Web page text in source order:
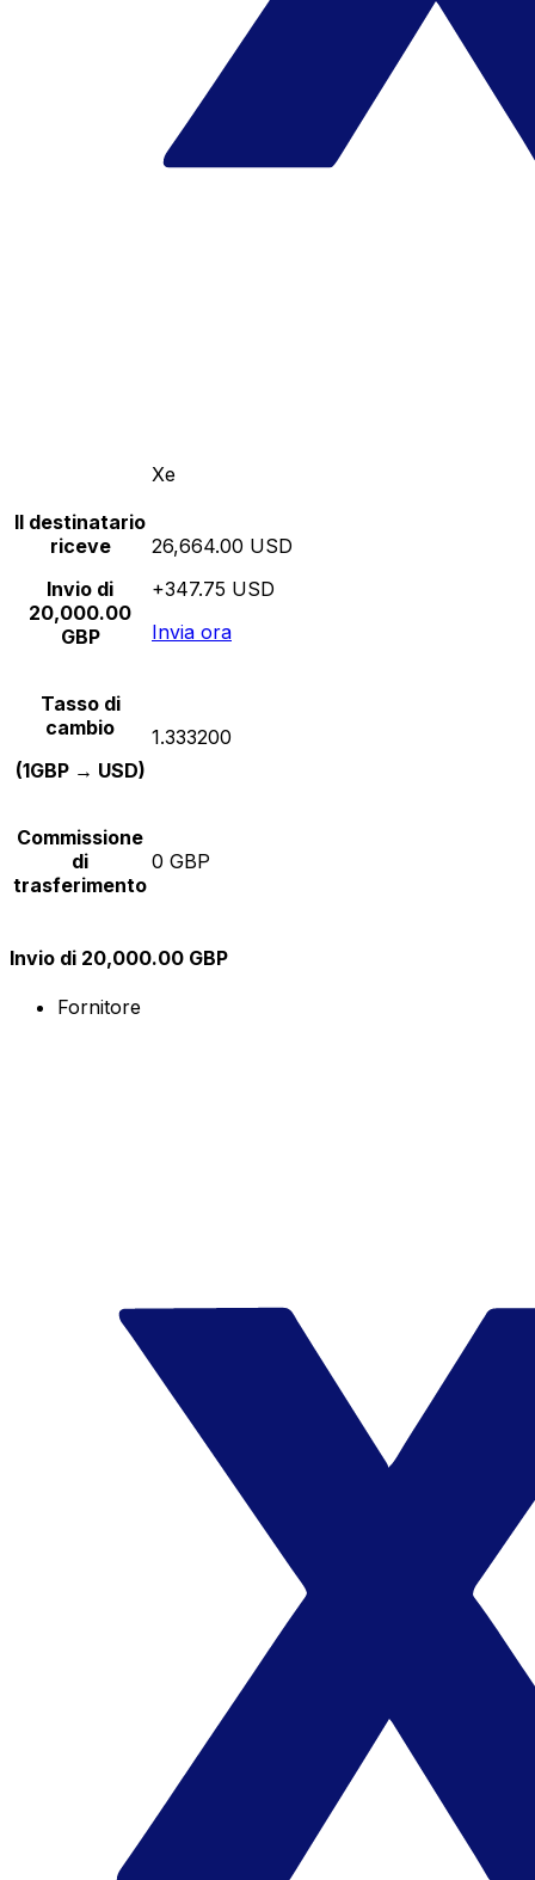
Xe
Il destinatario
riceve
Invio di
20,000.00
GBP
26,664.00 USD
+347.75 USD
Invia ora
Tasso di
cambio
(1GBP → USD)
1.333200
Commissione
di
trasferimento
0 GBP
Invio di 20,000.00 GBP
Fornitore